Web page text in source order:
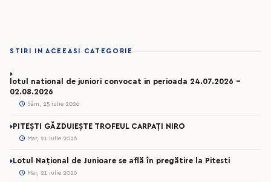
STIRI IN ACEEASI CATEGORIE
lotul national de juniori convocat in perioada 24.07.2026 –
02.08.2026
Sâm, 25 iulie 2026
PITEȘTI GĂZDUIEȘTE TROFEUL CARPAȚI NIRO
Mar, 21 iulie 2026
Lotul Național de Junioare se află în pregătire la Pitesti
Mar, 21 iulie 2026